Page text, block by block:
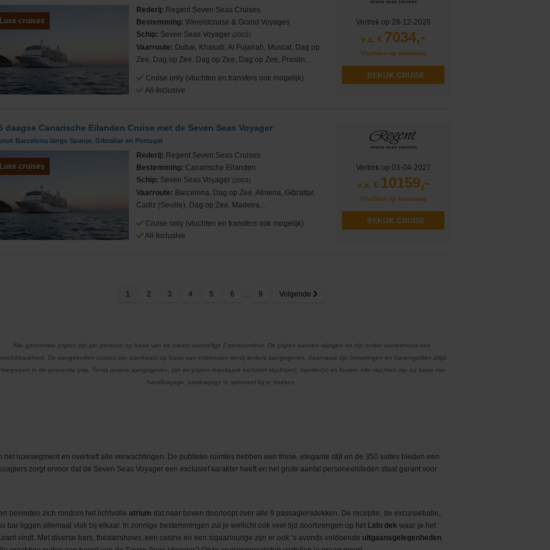
Luxe cruises
Rederij: Regent Seven Seas Cruises
Bestemming:Wereldcruise & Grand Voyages
Schip: Seven Seas Voyager (2003)
Vaarroute: Dubai, Khasab, Al Fujairah, Muscat, Dag op
Zee, Dag op Zee, Dag op Zee, Dag op Zee, Praslin...
Cruise only (vluchten en transfers ook mogelijk)
All-Inclusive
Vertrek op 28-12-2026
v.a. € 7034,-
Vluchten op aanvraag
BEKIJK CRUISE
daagse Canarische Eilanden Cruise met de Seven Seas Voyager
Barcelona langs Spanje, Gibraltar en Portugal
Luxe cruises
Rederij: Regent Seven Seas Cruises
Bestemming: Canarische Eilanden
Schip: Seven Seas Voyager (2003)
Vaarroute: Barcelona, Dag op Zee, Almeria, Gibraltar,
Cadiz (Seville), Dag op Zee, Madeira...
Cruise only (vluchten en transfers ook mogelijk)
All-Inclusive
Vertrek op 03-04-2027
v.a. € 10159,-
Vluchten op aanvraag
BEKIJK CRUISE
1 2 3 4 5 6 ... 9 Volgende
Alle genoemde prijzen zijn per persoon op basis van de meest voordelige 2-persoonshut. De prijzen kunnen wijzigen en zijn onder voorbehoud van
De aangeboden cruises zijn standaard op basis van volpension tenzij anders aangegeven, daarnaast zijn belastingen en havengelden altijd
in de getoonde prijs. Tenzij anders aangegeven, zijn de prijzen standaard exclusief vlucht(en), transfer(s) en fooien. Alle vluchten zijn op basis van
handbagage, ruimbagage is optioneel bij te boeken.
luxesegment en overtreft alle verwachtingen. De publieke ruimtes hebben een frisse, elegante stijl en de 350 suites bieden een
zorgt ervoor dat de Seven Seas Voyager een exclusief karakter heeft en het grote aantal personeelsleden staat garant voor
bevinden zich rondom het lichtvolle atrium dat naar boven doorloopt over alle 9 passagiersdekken. De receptie, de excursiebalie,
bar liggen allemaal vlak bij elkaar. In zonnige bestemmingen zul je wellicht ook veel tijd doorbrengen op het Lido dek waar je het
vindt. Met diverse bars, theatershows, een casino en een sigaarlounge zijn er ook ‘s avonds voldoende uitgaansgelegenheden